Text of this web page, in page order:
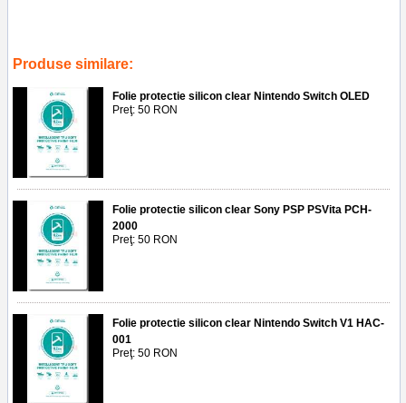
Produse similare:
Folie protectie silicon clear Nintendo Switch OLED
Preţ: 50 RON
Folie protectie silicon clear Sony PSP PSVita PCH-
2000
Preţ: 50 RON
Folie protectie silicon clear Nintendo Switch V1 HAC-
001
Preţ: 50 RON